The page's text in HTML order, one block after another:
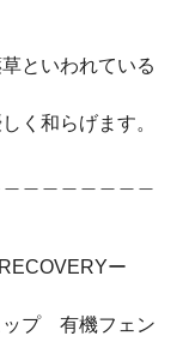
といわれている
く和らげます。
ー
ップ 有機フェン